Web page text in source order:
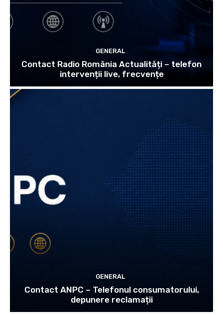
GENERAL
Contact Radio România Actualități – telefon
intervenții live, frecvențe
GENERAL
Contact ANPC – Telefonul consumatorului,
depunere reclamații